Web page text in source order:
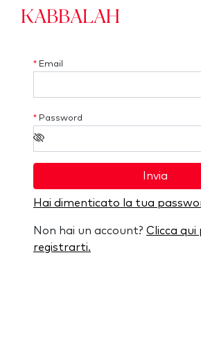
Kabbalah
* Email
* Password
Invia
Hai dimenticato la tua
Non hai un account? Clicca qui
registrarti.